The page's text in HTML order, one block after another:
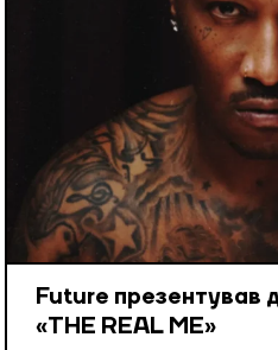
Future презентував
«THE REAL ME»